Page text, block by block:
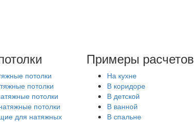
потолки
потолки
потолки
потолки
для натяжных
Примеры расчетов
На кухне
В коридоре
В детской
В ванной
В спальне